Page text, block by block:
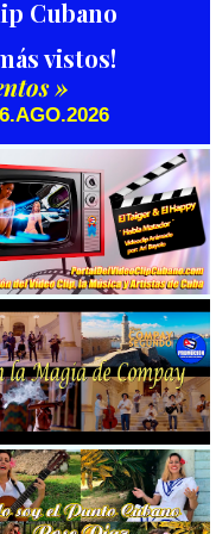
Cubano
vistos!
»
El Taiger & El Happy ||
Matador¨ || Videoclip
|| Director: Arí Bayolo
Urbana Cubana ||
CUBA